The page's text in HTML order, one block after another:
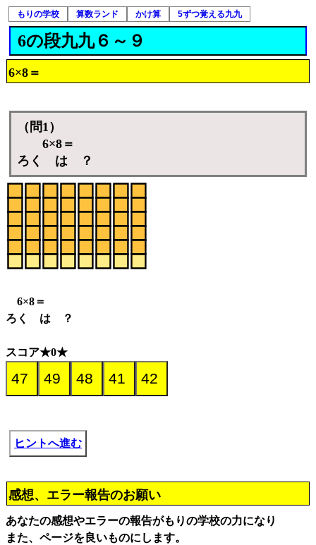
もりの学校 算数ランド かけ算 5ずつ覚える九九
6の段九九６～９
6×8＝
（問1）
6×8＝
ろく は ？
6×8＝
ろく は ？
スコア★0★
ヒントへ進む
感想、エラー報告のお願い
あなたの感想やエラーの報告がもりの学校の力になり
また、ページを良いものにします。